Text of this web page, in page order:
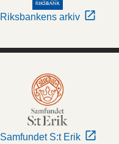
Riksbankens arkiv
Samfundet S:t Erik